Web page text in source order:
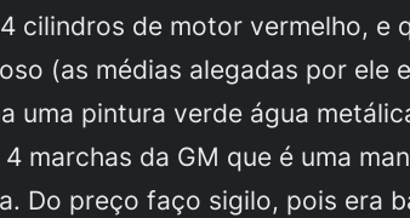
cilindros de motor vermelho,
(as médias alegadas por ele
uma pintura verde água
marchas da GM que é uma
Do preço faço sigilo, pois era